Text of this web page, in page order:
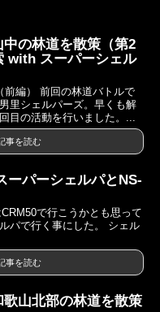
の林道を散策（第2
with スーパーシェル
前編） 前回の林道バトルで
里シェルパーズ。早くも解
目の活動を行いました。...
事を読む
ーパーシェルパとNS-
で行こうかとも思って
パで行く事にした。 シェル
事を読む
山北部の林道を散策